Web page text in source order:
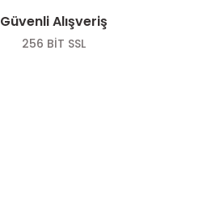
Güvenli Alışveriş
256 BİT SSL